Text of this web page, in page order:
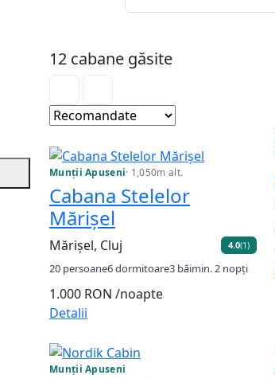
12 cabane găsite
Munții Apuseni· 1,050m alt.
Cabana Stelelor
Mărișel
Mărișel, Cluj 4.0(1)
20 persoane6 dormitoare3 băimin. 2 nopți
1.000 RON /noapte
Detalii
Munții Apuseni